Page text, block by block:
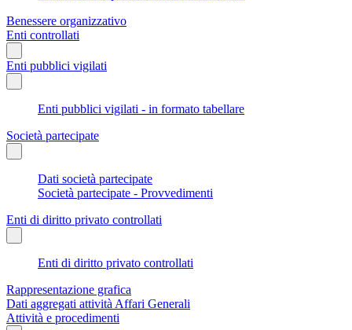
Benessere organizzativo
Enti controllati
Enti pubblici vigilati
Enti pubblici vigilati - in formato tabellare
Società partecipate
Dati società partecipate
Società partecipate - Provvedimenti
Enti di diritto privato controllati
Enti di diritto privato controllati
Rappresentazione grafica
Dati aggregati attività Affari Generali
Attività e procedimenti